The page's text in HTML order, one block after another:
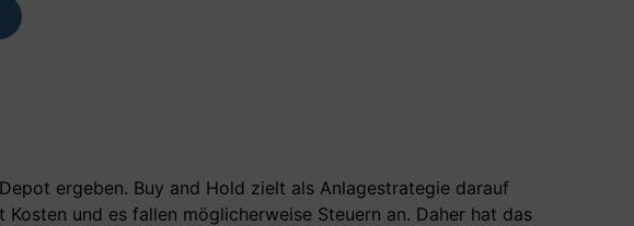
ergeben. Buy and Hold zielt als Anlagestrategie darauf
und es fallen möglicherweise Steuern an. Daher hat das